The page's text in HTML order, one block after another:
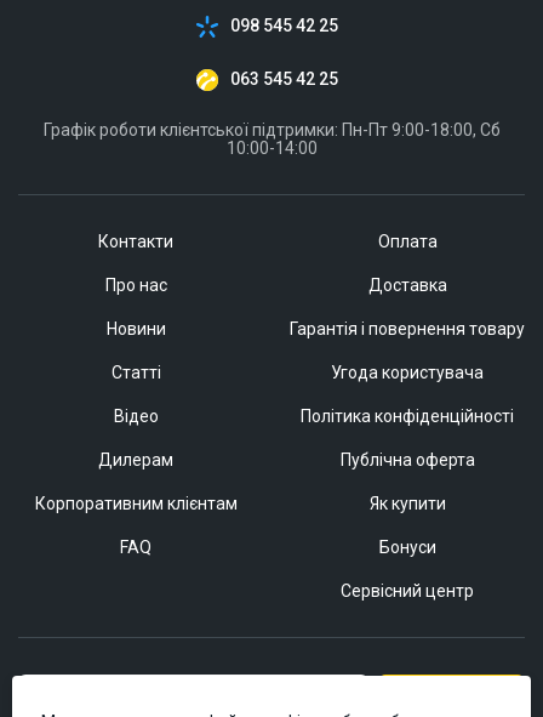
Контакти
Про нас
Новини
Статті
Відео
Дилерам
Корпоративним клієнтам
FAQ
Оплата
Доставка
Гарантія і повернення товару
Угода користувача
Політика конфіденційності
Публічна оферта
Як купити
Бонуси
Сервісний центр
098 545 42 25
063 545 42 25
Графік роботи клієнтської підтримки: Пн-Пт 9:00-18:00, Сб
10:00-14:00